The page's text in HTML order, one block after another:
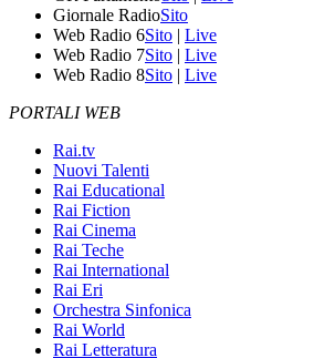
Giornale RadioSito
Web Radio 6Sito | Live
Web Radio 7Sito | Live
Web Radio 8Sito | Live
PORTALI WEB
Rai.tv
Nuovi Talenti
Rai Educational
Rai Fiction
Rai Cinema
Rai Teche
Rai International
Rai Eri
Orchestra Sinfonica
Rai World
Rai Letteratura